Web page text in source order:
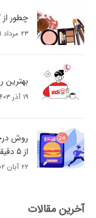
چطور
۲۳ مرداد ۱۳۹۹
بهترین
۱۹ آذر ۱۴۰۳
روش
از 5 دقیقه
۲۲ آبان ۱۴۰۲
آخرین مقالات